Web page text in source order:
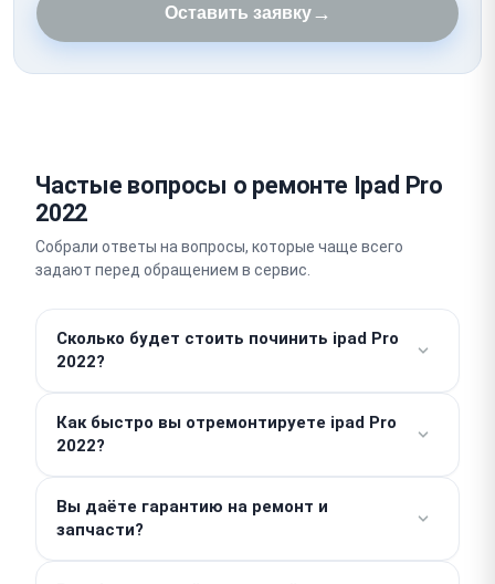
Оставить заявку→
Частые вопросы о ремонте Ipad Pro
2022
Собрали ответы на вопросы, которые чаще всего
задают перед обращением в сервис.
Сколько будет стоить починить ipad Pro
2022?
цена зависит от конкретной поломки и стоимости
необходимых запчастей. Точную сумму мы
называем после проведения бесплатной
диагностики. Никаких скрытых платежей у нас нет.
Как быстро вы отремонтируете ipad Pro
2022?
обращения, часто это занимает 1–2 часа. Срок
сложного компонентного ремонта составляет 2–3
дня. Мы всегда стараемся вернуть устройство в
Вы даёте гарантию на ремонт и
запчасти?